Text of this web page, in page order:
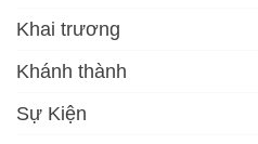
Khai trương
Khánh thành
Sự Kiện